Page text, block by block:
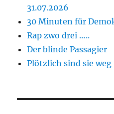
31.07.2026
30 Minuten für
Rap zwo drei …..
Der blinde Passagier
Plötzlich sind sie weg